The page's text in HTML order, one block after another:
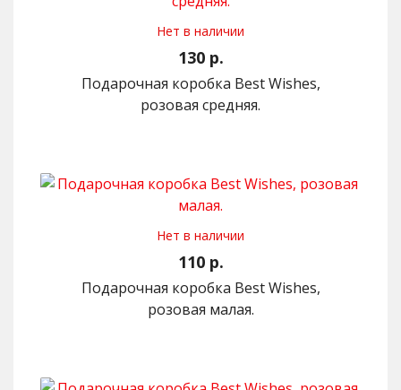
Нет в наличии
130 р.
Подарочная коробка Best Wishes,
розовая средняя.
Нет в наличии
110 р.
Подарочная коробка Best Wishes,
розовая малая.